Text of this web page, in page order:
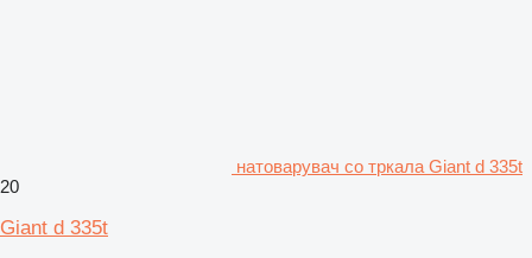
натоварувач со тркала Giant d 335t
20
Giant d 335t